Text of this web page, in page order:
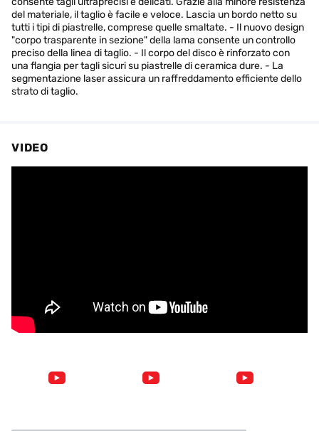
del materiale, il taglio è facile e veloce. Lascia un bordo netto su
tutti i tipi di piastrelle, comprese quelle smaltate. - Il nuovo design
"corpo trasparente in sezione" della lama consente un controllo
preciso della linea di taglio. - Il corpo del disco è rinforzato con
una flangia per tagli sicuri su piastrelle di ceramica dure. - La
segmentazione laser assicura un raffreddamento efficiente dello
strato di taglio.
VIDEO